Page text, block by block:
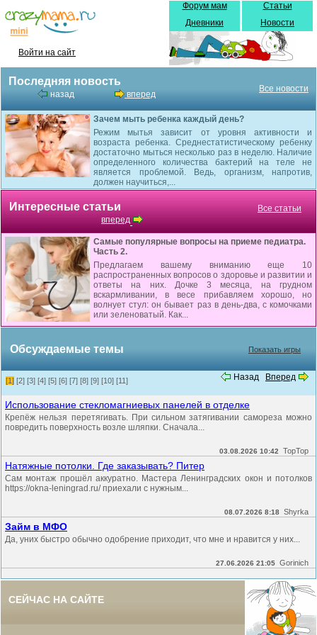
Войти на сайт
Форум мам
Дневники
Статьи
Новости
Последняя новость
назад вперед
Все новости
Зачем мыть ребенка каждый день?
Режим мытья зависит от уровня активности и
возраста ребенка. Среднестатистическому ребенку
достаточно мыться несколько раз в неделю. Наличие
определенного количества бактерий на теле не
является проблемой. Ведь, организм, напротив,
должен научиться,...
Интересные статьи
вперед
Все статьи
Самые популярные вопросы на приеме педиатра.
Часть 2.
Предлагаем вашему вниманию еще 10
распространенных вопросов о здоровье и развитии и
ответы на них. Дочке 3 месяца, на грудном
вскармливании, в весе прибавляем хорошо, но
волнует стул: он бывает раз в день-два, с комочками
или зеленоватый. Как...
Обсуждаемые темы Показать игры
Назад Вперед
[1] [2] [3] [4] [5] [6] [7] [8] [9] [10] [11]
Использование стекломагниевых панелей в отделке
Крепёж нельзя перетягивать. При сильном затягивании самореза можно
повредить поверхность возле шляпки. Сначала...
03.08.2026 10:42 TopTop
Натяжные потолки. Где заказывать? Питер
Сам монтаж прошёл аккуратно. Мастера Ленинградских окон и потолков
https://okna-leningrad.ru/ приехали с нужным...
08.07.2026 8:18 Shyrka
Займ в МФО
Да, уних быстро обычно одобрение приходит, что мне и нравится у них...
27.06.2026 21:05 Gorinich
СЕЙЧАС НА САЙТЕ